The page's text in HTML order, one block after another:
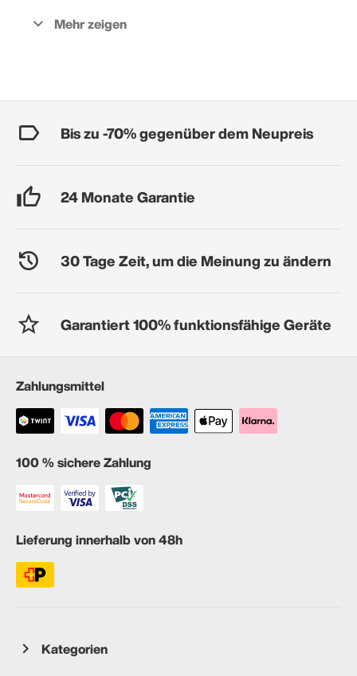
Bis zu -70% gegenüber dem Neupreis
24 Monate Garantie
30 Tage Zeit, um die Meinung zu ändern
Garantiert 100% funktionsfähige Geräte
Zahlungsmittel
100 % sichere Zahlung
Lieferung innerhalb von 48h
Kategorien